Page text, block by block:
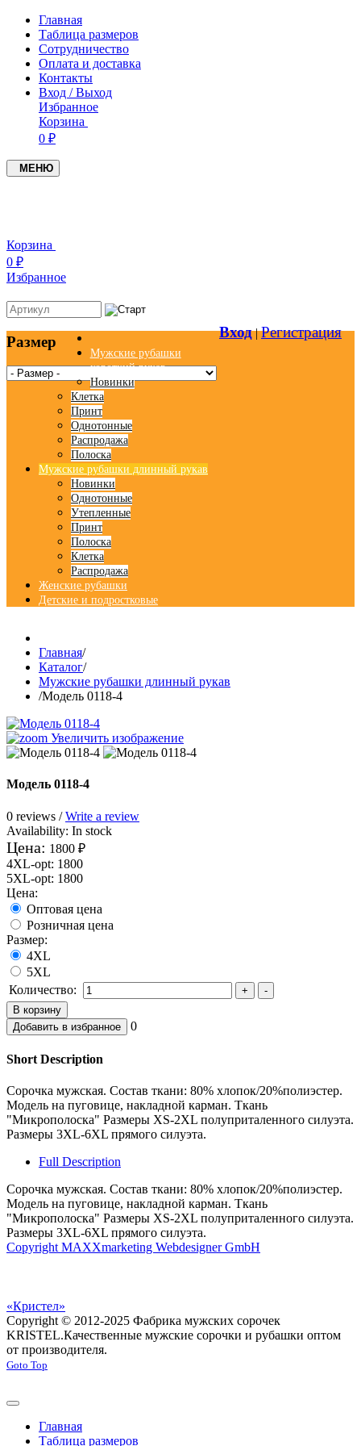
Главная
Таблица размеров
Сотрудничество
Оплата и доставка
Контакты
Вход / Выход
Избранное
Корзина
0 ₽
МЕНЮ
Корзина
0 ₽
Вход|Регистрация
Избранное
Размер
Мужские рубашки
короткий рукав
Новинки
Клетка
Принт
Однотонные
Распродажа
Полоска
Мужские рубашки длинный рукав
Новинки
Однотонные
Утепленные
Принт
Полоска
Клетка
Распродажа
Женские рубашки
Детские и подростковые
Главная/
Каталог/
Мужские рубашки длинный рукав
/Модель 0118-4
Увеличить изображение
Модель 0118-4
0 reviews /Write a review
Availability: In stock
Цена: 1800 ₽
4XL-opt: 1800
5XL-opt: 1800
Цена:
Оптовая цена
Розничная цена
Размер:
4XL
5XL
Количество:
0
Short Description
Сорочка мужская. Состав ткани: 80% хлопок/20%полиэстер.
Модель на пуговице, накладной карман. Ткань
"Микрополоска" Размеры XS-2XL полуприталенного силуэта.
Размеры 3XL-6XL прямого силуэта.
Full Description
Сорочка мужская. Состав ткани: 80% хлопок/20%полиэстер.
Модель на пуговице, накладной карман. Ткань
"Микрополоска" Размеры XS-2XL полуприталенного силуэта.
Размеры 3XL-6XL прямого силуэта.
Copyright MAXXmarketing Webdesigner GmbH
«Кристел»
Copyright © 2012-2025 Фабрика мужских сорочек
KRISTEL.Качественные мужские сорочки и рубашки оптом
от производителя.
Goto Top
Главная
Таблица размеров